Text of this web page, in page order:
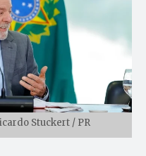
Stuckert / PR